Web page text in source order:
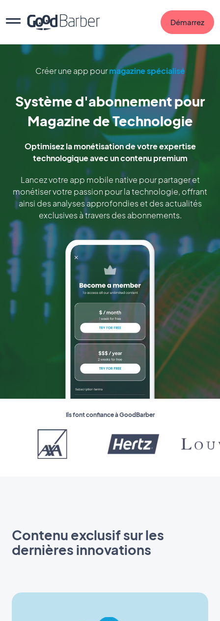
Démarrez
Créer une app pourmagazine spécialisé
Système d'abonnement pour
Magazine de Technologie
Optimisez la monétisation de votre expertise
technologique avec un contenu premium
Lancez votre app mobile native pour partager et
monétiser votre passion pour la technologie, offrant
ainsi des analyses approfondies et des actualités
exclusives à travers des abonnements.
Ils font confiance à GoodBarber
Contenu exclusif sur les
dernières innovations